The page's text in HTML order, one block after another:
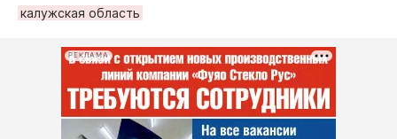
калужская область
РЕКЛАМА